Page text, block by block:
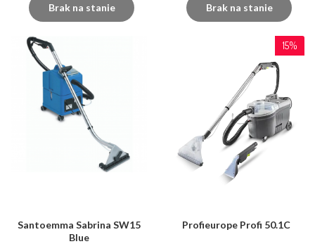
Brak na stanie Brak na stanie
Santoemma Sabrina SW15
Blue
15%
Profieurope Profi 50.1C